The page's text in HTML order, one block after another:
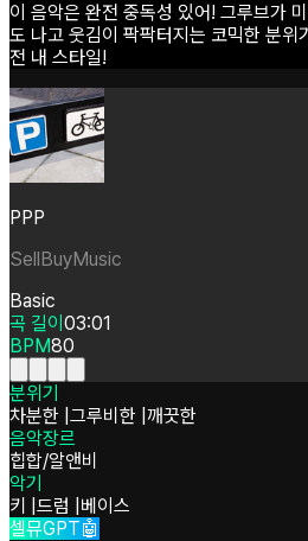
이 음악은 완전 중독성 있어! 그루브가
도 나고 웃김이 팍팍터지는 코믹한 분위
전 내 스타일!
PPP
SellBuyMusic
Basic
곡 길이 03:01
BPM80
분위기
차분한 그루비한 깨끗한
음악장르
힙합/알앤비
악기
키 드럼
베이스
셀뮤GPT🤖